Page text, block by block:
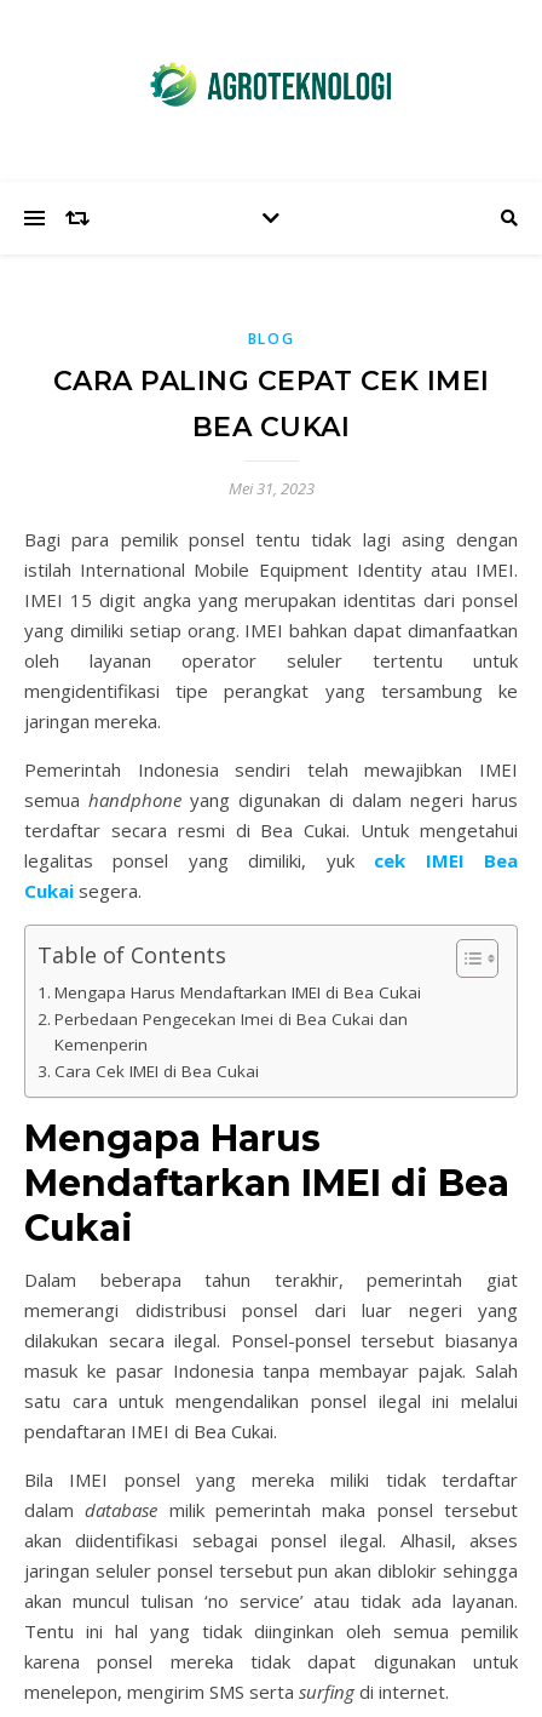
BLOG
CARA PALING CEPAT CEK IMEI
BEA CUKAI
Mei 31, 2023
Bagi para pemilik ponsel tentu tidak lagi asing dengan
istilah International Mobile Equipment Identity atau IMEI.
IMEI 15 digit angka yang merupakan identitas dari ponsel
yang dimiliki setiap orang. IMEI bahkan dapat dimanfaatkan
oleh layanan operator seluler tertentu untuk
mengidentifikasi tipe perangkat yang tersambung ke
jaringan mereka.
Pemerintah Indonesia sendiri telah mewajibkan IMEI
semua handphone yang digunakan di dalam negeri harus
terdaftar secara resmi di Bea Cukai. Untuk mengetahui
legalitas ponsel yang dimiliki, yuk cek IMEI Bea
Cukai segera.
Table of Contents
Mengapa Harus Mendaftarkan IMEI di Bea Cukai
Perbedaan Pengecekan Imei di Bea Cukai dan
Kemenperin
Cara Cek IMEI di Bea Cukai
Mengapa Harus
Mendaftarkan IMEI di Bea
Cukai
Dalam beberapa tahun terakhir, pemerintah giat
memerangi didistribusi ponsel dari luar negeri yang
dilakukan secara ilegal. Ponsel-ponsel tersebut biasanya
masuk ke pasar Indonesia tanpa membayar pajak. Salah
satu cara untuk mengendalikan ponsel ilegal ini melalui
pendaftaran IMEI di Bea Cukai.
Bila IMEI ponsel yang mereka miliki tidak terdaftar
dalamdatabase milik pemerintah maka ponsel tersebut
akan diidentifikasi sebagai ponsel ilegal. Alhasil, akses
jaringan seluler ponsel tersebut pun akan diblokir sehingga
akan muncul tulisan ‘no service’ atau tidak ada layanan.
Tentu ini hal yang tidak diinginkan oleh semua pemilik
karena ponsel mereka tidak dapat digunakan untuk
menelepon, mengirim SMS serta surfingdi internet.